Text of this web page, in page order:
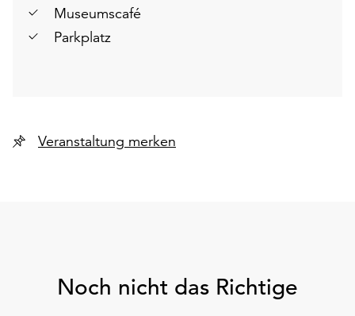
Museumscafé
Parkplatz
Veranstaltung merken
Noch nicht das Richtige